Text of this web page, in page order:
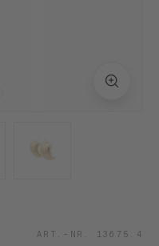
ART.-NR. 13675.4